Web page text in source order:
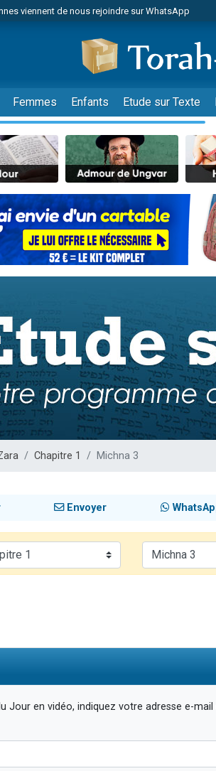
viennent de nous rejoindre sur WhatsApp
de donner son Maasser
viennent de faire un don pour 5 jours de
viennent de faire un don pour Diane, 80
viennent de demander une bénédiction
viennent de nous rejoindre sur WhatsApp
viennent de faire un don pour Sauvez la
49 places pour étudier en groupe sur Zoom
musiques dans Torah-Box Music
viennent de nous rejoindre sur WhatsApp
viennent de nous rejoindre sur WhatsApp
viennent de nous rejoindre sur WhatsApp
émission radio : Visions de grandeur n°104 : Le
viennent de demander une bénédiction
de donner son Maasser
49 places pour étudier en groupe sur Zoom
de donner son Maasser
Femmes Enfants Etude sur Texte
Chapitre 1 Michna 3
Envoyer
Jour en vidéo, indiquez votre adresse e-mail